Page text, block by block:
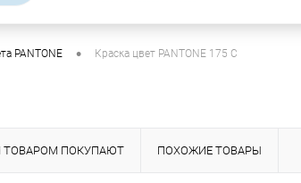
PANTONE • Краска цвет PANTONE 175 C
ТОВАРОМ ПОКУПАЮТ ПОХОЖИЕ ТОВАРЫ